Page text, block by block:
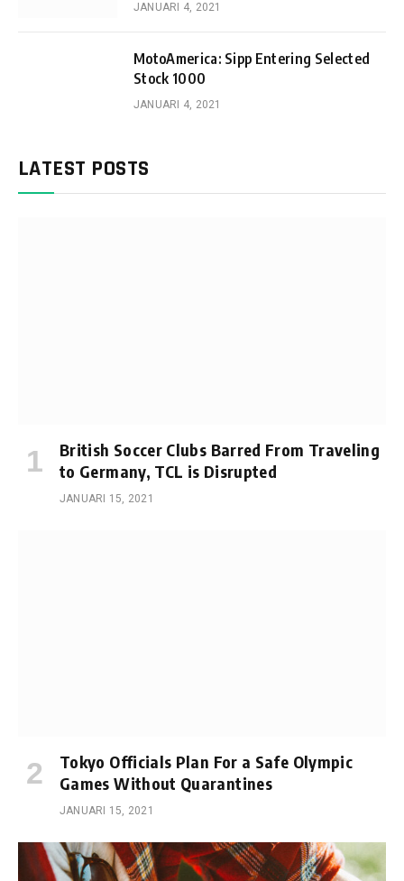
JANUARI 4, 2021
MotoAmerica: Sipp Entering Selected
Stock 1000
JANUARI 4, 2021
LATEST POSTS
British Soccer Clubs Barred From Traveling
to Germany, TCL is Disrupted
JANUARI 15, 2021
Tokyo Officials Plan For a Safe Olympic
Games Without Quarantines
JANUARI 15, 2021